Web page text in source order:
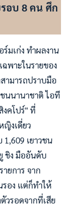
อบ 8 คน ศึก
มเก่ง ทำผลงาน
พาะในรายของ
มารถปราบมือ
นนานาชาติ ไอที
งคโปร์" ที่
ญิงเดี่ยว
เยาวชน
ชิง มืออันดับ
ยการ จาก
รอง แต่ก็ทำให้
วรอดจากที่เสีย